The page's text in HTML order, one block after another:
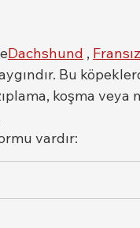
Dachshund ,
Bu
koşma
vardır: